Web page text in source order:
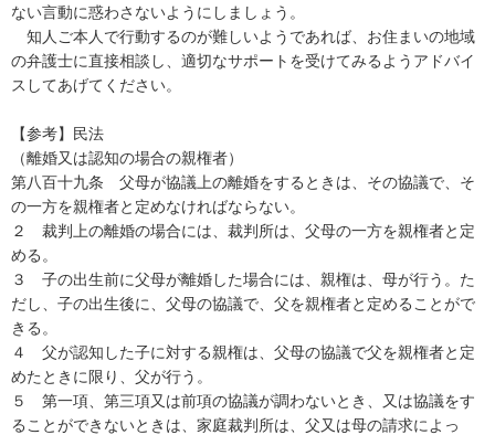
ない言動に惑わさないようにしましょう。
知人ご本人で行動するのが難しいようであれば、お住まいの地域
の弁護士に直接相談し、適切なサポートを受けてみるようアドバイ
スしてあげてください。
【参考】民法
（離婚又は認知の場合の親権者）
第八百十九条　父母が協議上の離婚をするときは、その協議で、そ
の一方を親権者と定めなければならない。
２　裁判上の離婚の場合には、裁判所は、父母の一方を親権者と定
める。
３　子の出生前に父母が離婚した場合には、親権は、母が行う。た
だし、子の出生後に、父母の協議で、父を親権者と定めることがで
きる。
４　父が認知した子に対する親権は、父母の協議で父を親権者と定
めたときに限り、父が行う。
５　第一項、第三項又は前項の協議が調わないとき、又は協議をす
ることができないときは、家庭裁判所は、父又は母の請求によっ